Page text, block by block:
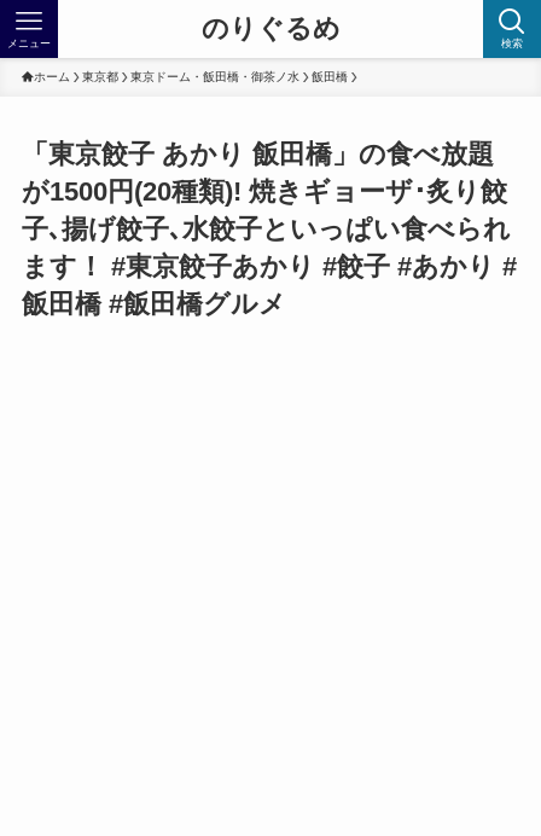
のりぐるめ 検索
メニュー
ホーム 東京都 東京ドーム・飯田橋・御茶ノ水 飯田橋
「東京餃子 あかり 飯田橋」の食べ放題
が1500円(20種類)! 焼きギョーザ･炙り餃
子､揚げ餃子､水餃子といっぱい食べられ
ます！ #東京餃子あかり #餃子 #あかり #
飯田橋 #飯田橋グルメ